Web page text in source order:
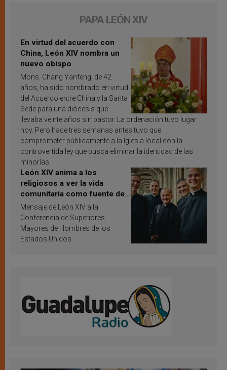
PAPA LEÓN XIV
En virtud del acuerdo con
China, León XIV nombra un
nuevo obispo
Mons. Chang Yanfeng, de 42
años, ha sido nombrado en virtud
del Acuerdo entre China y la Santa
Sede para una diócesis que
llevaba veinte años sin pastor. La ordenación tuvo lugar
hoy. Pero hace tres semanas antes tuvo que
comprometer públicamente a la Iglesia local con la
controvertida ley que busca eliminar la identidad de las
minorías.
León XIV anima a los
religiosos a ver la vida
comunitaria como fuente de
inspiración y santificación
Mensaje de León XIV a la
Conferencia de Superiores
Mayores de Hombres de los
Estados Unidos